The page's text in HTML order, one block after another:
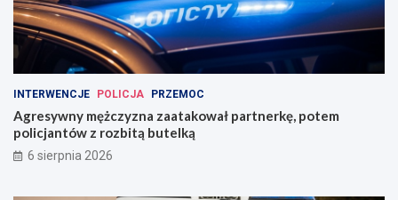
INTERWENCJE POLICJA PRZEMOC
Agresywny mężczyzna zaatakował partnerkę, potem
policjantów z rozbitą butelką
6 sierpnia 2026